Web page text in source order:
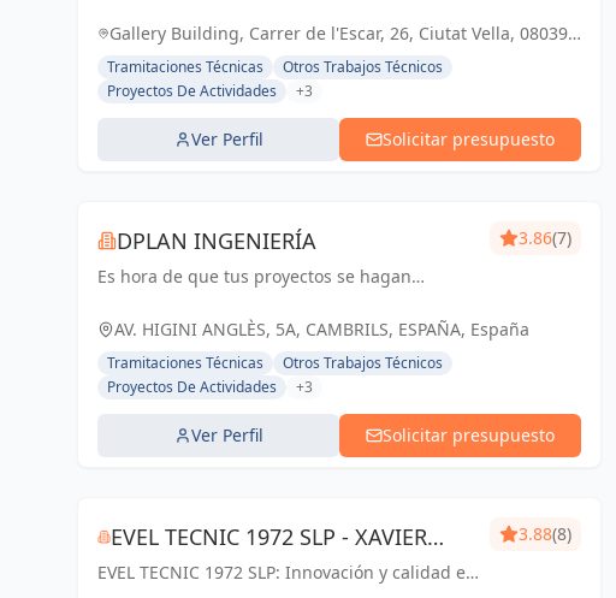
visión, nuestra realidad.
Gallery Building, Carrer de l'Escar, 26, Ciutat Vella, 08039
Barcelona, España, España
Tramitaciones Técnicas
Otros Trabajos Técnicos
Proyectos De Actividades
+3
Ver Perfil Solicitar presupuesto
DPLAN INGENIERÍA
Es hora de que tus proyectos se hagan
3.86(7)
AV. HIGINI ANGLÈS, 5A, CAMBRILS, ESPAÑA, España
Tramitaciones Técnicas
Otros Trabajos Técnicos
Proyectos De Actividades
+3
Ver Perfil Solicitar presupuesto
EVEL TECNIC 1972 SLP - XAVIER
VIDIELLA CEREZUELA
EVEL TECNIC 1972 SLP: Innovación y calidad en
3.88(8)